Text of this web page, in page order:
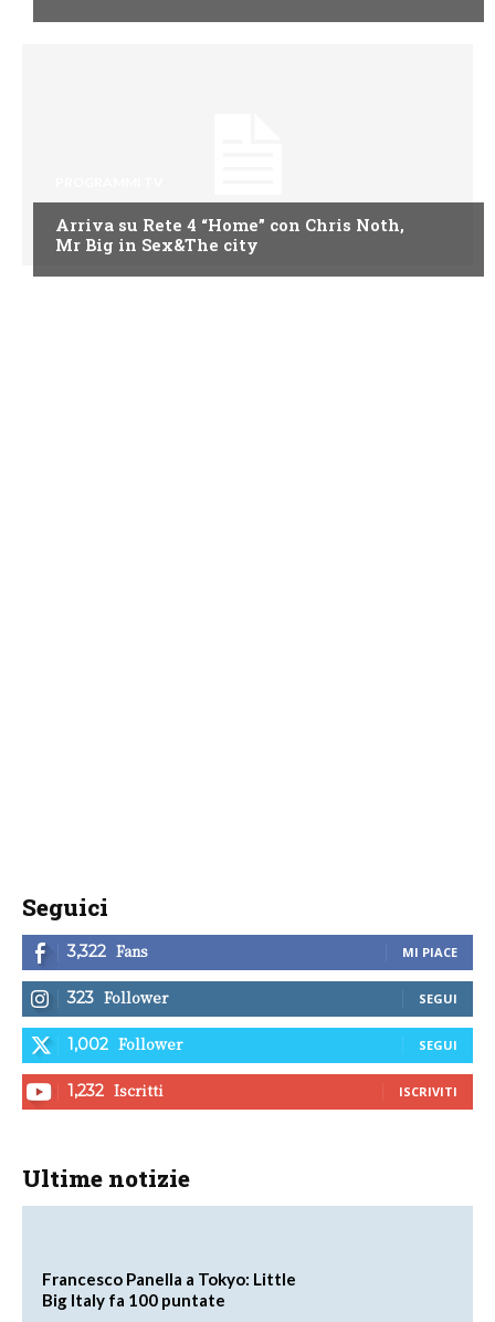
Arriva su Rete 4 “Home” con Chris Noth,
Mr Big in Sex&The city
Seguici
3,322 Fans MI PIACE
323 Follower SEGUI
1,002 Follower SEGUI
1,232 Iscritti ISCRIVITI
Ultime notizie
Francesco Panella a Tokyo: Little
Big Italy fa 100 puntate